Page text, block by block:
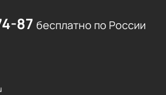
87 бесплатно по России